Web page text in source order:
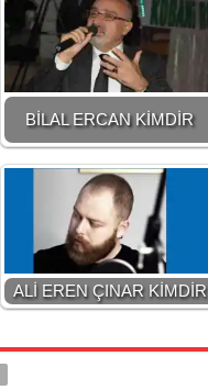
BİLAL ERCAN KİMDİR
ALİ EREN ÇINAR KİMDİR